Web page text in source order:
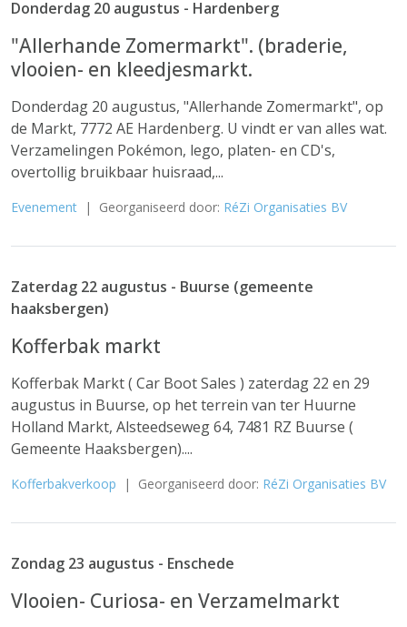
Donderdag 20 augustus - Hardenberg
"Allerhande Zomermarkt". (braderie,
vlooien- en kleedjesmarkt.
Donderdag 20 augustus, "Allerhande Zomermarkt", op
de Markt, 7772 AE Hardenberg. U vindt er van alles wat.
Verzamelingen Pokémon, lego, platen- en CD's,
overtollig bruikbaar huisraad,...
Evenement | Georganiseerd door: RéZi Organisaties BV
Zaterdag 22 augustus - Buurse (gemeente
haaksbergen)
Kofferbak markt
Kofferbak Markt ( Car Boot Sales ) zaterdag 22 en 29
augustus in Buurse, op het terrein van ter Huurne
Holland Markt, Alsteedseweg 64, 7481 RZ Buurse (
Gemeente Haaksbergen)....
Kofferbakverkoop | Georganiseerd door: RéZi Organisaties BV
Zondag 23 augustus - Enschede
Vlooien- Curiosa- en Verzamelmarkt